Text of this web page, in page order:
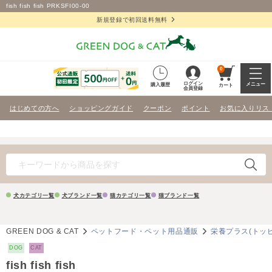
fish fish fish PRKSFI00-00
新規登録で初回送料無料
購入履歴
ログイン
会員登録
0
カート メニュー
はじめての方へ ショッピングガイド クーポン ポイント お気に入りリス
犬カテゴリ一覧 犬ブランド一覧 猫カテゴリ一覧 猫ブランド一覧
GREEN DOG & CAT ペットフード・ペット用品通販 栄養プラス(トッ
DOG CAT
fish fish fish